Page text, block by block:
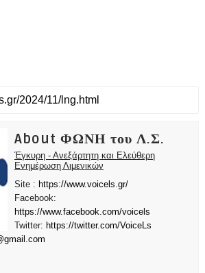
About ΦΩΝΗ του Λ.Σ.
Έγκυρη - Ανεξάρτητη και Ελεύθερη
Ενημέρωση Λιμενικών
Site : https://www.voicels.gr/
Facebook:
https://www.facebook.com/voicels
Twitter: https://twitter.com/VoiceLs